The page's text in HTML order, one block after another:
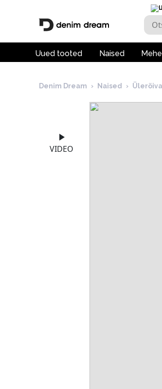
Uued tooted Naised
Denim Dream › Naised ›
VIDEO